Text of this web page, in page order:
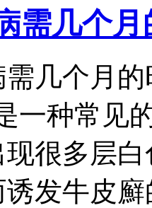
需几个月
几个月
一种常见
很多层
发牛皮